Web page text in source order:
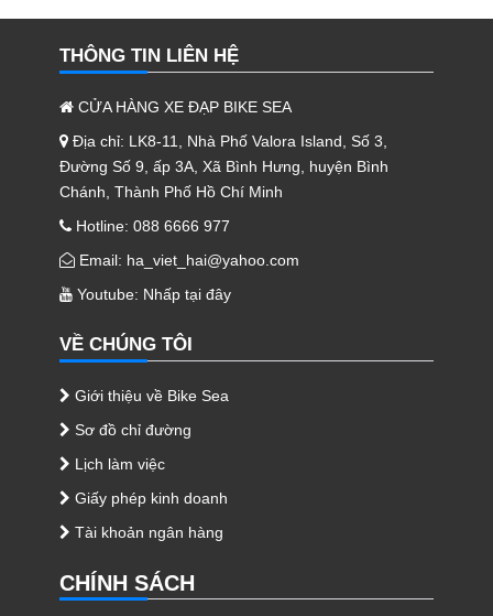
THÔNG TIN LIÊN HỆ
CỬA HÀNG XE ĐẠP BIKE SEA
Địa chỉ: LK8-11, Nhà Phố Valora Island, Số 3,
Đường Số 9, ấp 3A, Xã Bình Hưng, huyện Bình
Chánh, Thành Phố Hồ Chí Minh
Hotline: 088 6666 977
Email: ha_viet_hai@yahoo.com
Youtube: Nhấp tại đây
VỀ CHÚNG TÔI
Giới thiệu về Bike Sea
Sơ đồ chỉ đường
Lịch làm việc
Giấy phép kinh doanh
Tài khoản ngân hàng
CHÍNH SÁCH